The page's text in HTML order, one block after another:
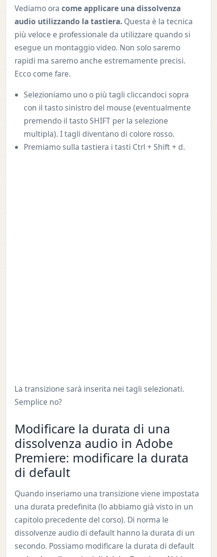
Vediamo ora come applicare una dissolvenza
audio utilizzando la tastiera.Questa è la tecnica
più veloce e professionale da utilizzare quando si
esegue un montaggio video. Non solo saremo
rapidi ma saremo anche estremamente precisi.
Ecco come fare.
Selezioniamo uno o più tagli cliccandoci sopra
con il tasto sinistro del mouse (eventualmente
premendo il tasto SHIFT per la selezione
multipla). I tagli diventano di colore rosso.
Premiamo sulla tastiera i tasti Ctrl + Shift + d.
La transizione sarà inserita nei tagli selezionati.
Semplice no?
Modificare la durata di una
dissolvenza audio in Adobe
Premiere: modificare la durata
di default
Quando inseriamo una transizione viene impostata
una durata predefinita (lo abbiamo già visto in un
capitolo precedente del corso). Di norma le
dissolvenze audio di default hanno la durata di un
secondo. Possiamo modificare la durata di default